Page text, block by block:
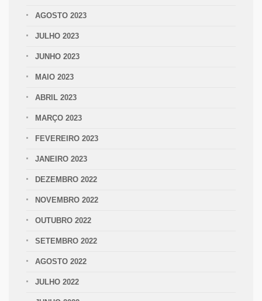
AGOSTO 2023
JULHO 2023
JUNHO 2023
MAIO 2023
ABRIL 2023
MARÇO 2023
FEVEREIRO 2023
JANEIRO 2023
DEZEMBRO 2022
NOVEMBRO 2022
OUTUBRO 2022
SETEMBRO 2022
AGOSTO 2022
JULHO 2022